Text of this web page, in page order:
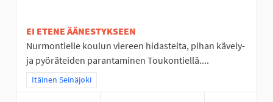
EI ETENE ÄÄNESTYKSEEN
Nurmontielle koulun viereen hidasteita, pihan kävely-
ja pyöräteiden parantaminen Toukontiellä....
Rajaa tulokset teeman mukaan: Itäinen Seinäjoki
Itäinen Seinäjoki